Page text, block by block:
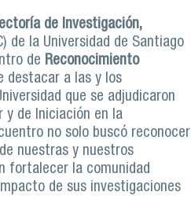
de Investigación,
de la Universidad de Santiago
de Reconocimiento
destacar a las y los
que se adjudicaron
y de Iniciación en la
no solo buscó reconocer
nuestras y nuestros
fortalecer la comunidad
de sus investigaciones